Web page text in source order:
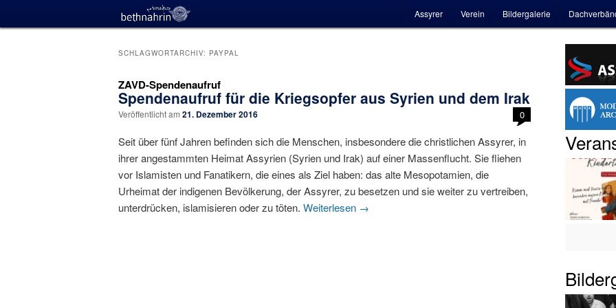
Hauptmenü
Assyrer Verein Bildergalerie
SCHLAGWORTARCHIV: PAYPAL
ZAVD-Spendenaufruf
Spendenaufruf für die Kriegsopfer aus Syrien und dem Irak
Veröffentlicht am 21. Dezember 2016 0
Seit über fünf Jahren befinden sich die Menschen, insbesondere die christlichen Assyrer, in
ihrer angestammten Heimat Assyrien (Syrien und Irak) auf einer Massenflucht. Sie fliehen
vor Islamisten und Fanatikern, die eines als Ziel haben: das alte Mesopotamien, die
Urheimat der indigenen Bevölkerung, der Assyrer, zu besetzen und sie weiter zu vertreiben,
unterdrücken, islamisieren oder zu töten. Weiterlesen →